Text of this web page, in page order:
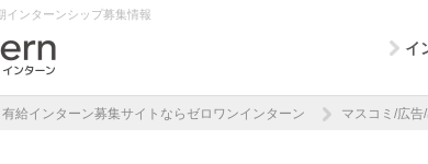
インターンシップ募集情報
イ
給インターン募集サイトならゼロワンインターン マスコミ/広告